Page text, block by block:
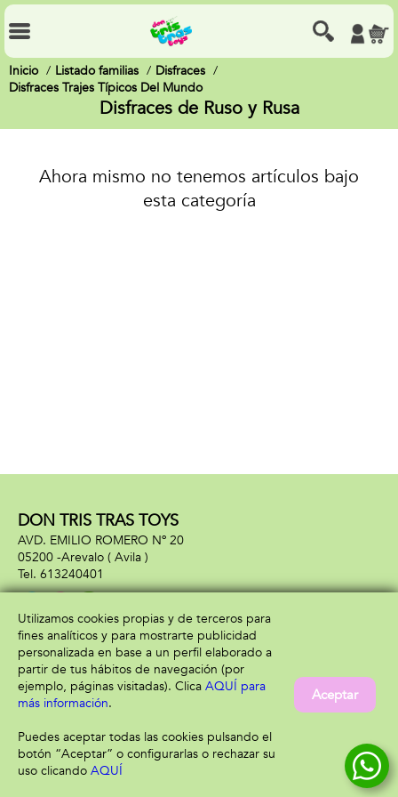
Inicio Listado familias
Disfraces
Disfraces Trajes Típicos Del Mundo
Disfraces de Ruso y Rusa
Ahora mismo no tenemos artículos bajo
esta categoría
DON TRIS TRAS TOYS
AVD. EMILIO ROMERO Nº 20
05200 -Arevalo ( Avila )
613240401
Información
Aviso legal
Política de privacidad
Política de cookies
Atención al cliente
Envío y devolución
Utilizamos cookies propias y de terceros para
fines analíticos y para mostrarte publicidad
personalizada en base a un perfil elaborado a
partir de tus hábitos de navegación (por
ejemplo, páginas visitadas). Clica AQUÍ para
más información.
Puedes aceptar todas las cookies pulsando el
botón “Aceptar” o configurarlas o rechazar su
uso clicando AQUÍ
Aceptar